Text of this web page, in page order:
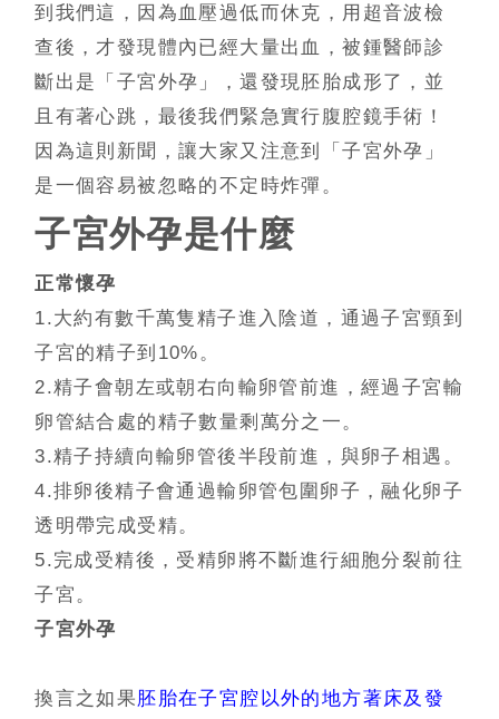
到我們這，因為血壓過低而休克，用超音波檢
查後，才發現體內已經大量出血，被鍾醫師診
斷出是「子宮外孕」，還發現胚胎成形了，並
且有著心跳，最後我們緊急實行腹腔鏡手術！
因為這則新聞，讓大家又注意到「子宮外孕」
是一個容易被忽略的不定時炸彈。
子宮外孕是什麼
正常懷孕
1.大約有數千萬隻精子進入陰道，通過子宮頸到
子宮的精子到10% 。
2.精子會朝左或朝右向輸卵管前進，經過子宮輸
卵管結合處的精子數量剩萬分之一。
3.精子持續向輸卵管後半段前進，與卵子相遇。
4.排卵後精子會通過輸卵管包圍卵子，融化卵子
透明帶完成受精。
5.完成受精後，受精卵將不斷進行細胞分裂前往
子宮。
子宮外孕
換言之如果胚胎在子宮腔以外的地方著床及發